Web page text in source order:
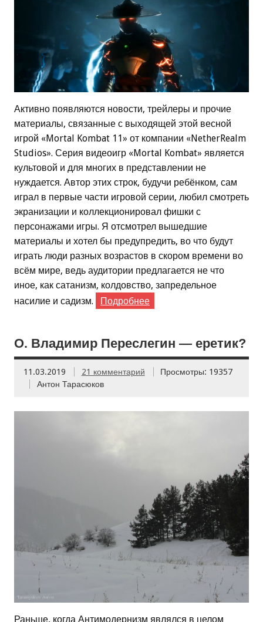
Активно появляются новости, трейлеры и прочие
материалы, связанные с выходящей этой весной
игрой «Mortal Kombat 11» от компании «NetherRealm
Studios». Серия видеоигр «Mortal Kombat» является
культовой и для многих в представлении не
нуждается. Автор этих строк, будучи ребёнком, сам
играл в первые части игровой серии, любил смотреть
экранизации и коллекционировал фишки с
персонажами игры. Я отсмотрел вышедшие
материалы и хотел бы предупредить, во что будут
играть люди разных возрастов в скором времени во
всём мире, ведь аудитории предлагается не что
иное, как сатанизм, колдовство, запредельное
насилие и садизм.
Подробнее
О. Владимир Переслегин — еретик?
11.03.2019 21 комментарий
Просмотры: 19357
Антон Тарасюков
Раньше, когда Антимодернизм являлся в целом